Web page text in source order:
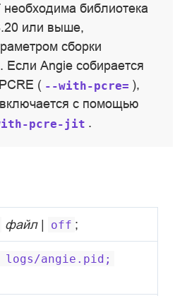
библиотека
или выше,
сборки
. Если Angie собирается
( --with-pcre= ),
с помощью
pcre-jit .
файл| off ;
logs/angie.pid;